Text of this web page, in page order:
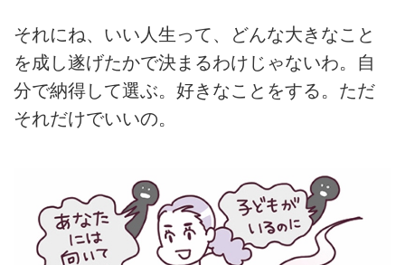
それにね、いい人生って、どんな大きなこと
を成し遂げたかで決まるわけじゃないわ。自
分で納得して選ぶ。好きなことをする。ただ
それだけでいいの。